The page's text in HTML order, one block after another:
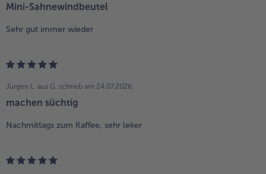
Mini-Sahnewindbeutel
Sehr gut immer wieder
Jürgen L. aus G. schrieb am 24.07.2026:
machen süchtig
Nachmittags zum Kaffee, sehr leker